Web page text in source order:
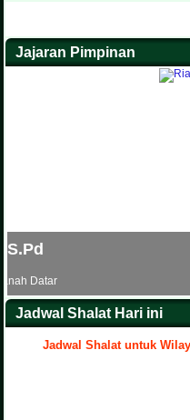
Jajaran Pimpinan
Waka Sarana dan
Jadwal Shalat Hari ini
Jadwal Shalat untuk